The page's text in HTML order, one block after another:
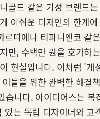
골드 같은 기성 브랜드
아쉬운 디자인의 한계
르띠에나 티파니앤코 같
만, 수백만 원을 호가하
현실입니다. 이처럼 '개
들을 위한 완벽한 해결
습니다. 아이디어스는 복
있는 독립 디자이너와 고